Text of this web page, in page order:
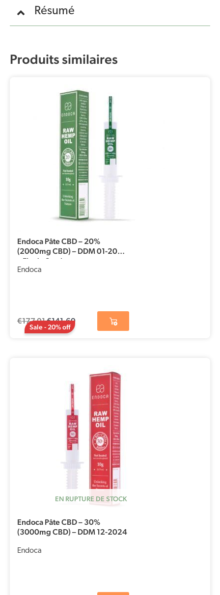
Résumé
Produits similaires
Sale - 20% off
Endoca Pâte CBD – 20%
(2000mg CBD) – DDM 01-2026
– Fin de Stock
Endoca
€177,01
prix
initial
était :
€177,01.
€141,60
prix
actuel
est :
€141,60.
EN RUPTURE DE STOCK
Endoca Pâte CBD – 30%
(3000mg CBD) – DDM 12-2024
Endoca
était :
€254,99.
prix
actuel
est :
€203,99.